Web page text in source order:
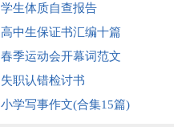
学生体质自查报告
高中生保证书汇编十篇
春季运动会开幕词范文
失职认错检讨书
小学写事作文(合集15篇)